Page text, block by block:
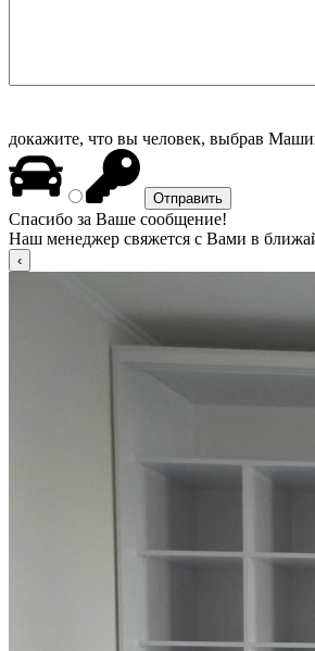
докажите, что вы человек, выбрав
Спасибо за Ваше сообщение!
Наш менеджер свяжется с Вами в